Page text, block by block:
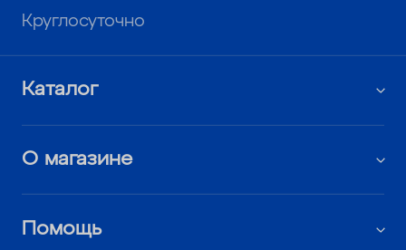
Круглосуточно
Каталог
О магазине
Помощь